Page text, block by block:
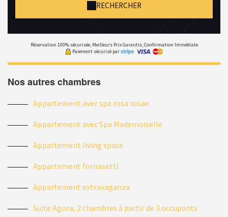
RECHERCHER
Réservation 100% sécurisée, Meilleurs Prix Garantis, Confirmation Immédiate
Paiement sécurisé par
Nos autres chambres
Appartement avec spa rosa rosae
Appartement avec Spa Mademoiselle
Appartement living space
Appartement fornasetti
Appartement extravaganza
Suite Agora, 2 chambres à partir de 3 occupants